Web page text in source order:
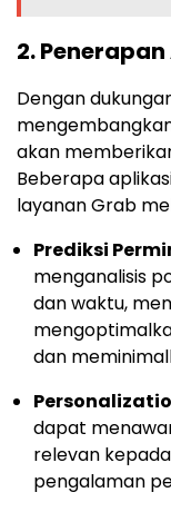
2.
Dengan
akan
Beberapa
layanan Grab
Prediksi
menganalisis
dan waktu,
dan
dapat
relevan
pengalaman